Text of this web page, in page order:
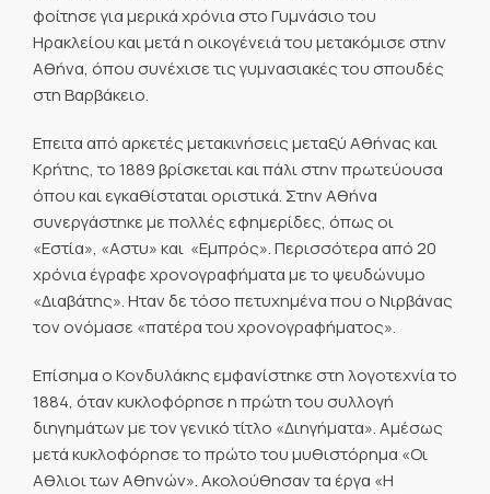
φοίτησε για μερικά χρόνια στο Γυμνάσιο του
Ηρακλείου και μετά η οικογένειά του μετακόμισε στην
Αθήνα, όπου συνέχισε τις γυμνασιακές του σπουδές
στη Βαρβάκειο.
Επειτα από αρκετές μετακινήσεις μεταξύ Αθήνας και
Κρήτης, το 1889 βρίσκεται και πάλι στην πρωτεύουσα
όπου και εγκαθίσταται οριστικά. Στην Αθήνα
συνεργάστηκε με πολλές εφημερίδες, όπως οι
«Εστία», «Αστυ» και «Εμπρός». Περισσότερα από 20
χρόνια έγραφε χρονογραφήματα με το ψευδώνυμο
«Διαβάτης». Ηταν δε τόσο πετυχημένα που ο Νιρβάνας
τον ονόμασε «πατέρα του χρονογραφήματος».
Επίσημα ο Κονδυλάκης εμφανίστηκε στη λογοτεχνία το
1884, όταν κυκλοφόρησε η πρώτη του συλλογή
διηγημάτων με τον γενικό τίτλο «Διηγήματα». Αμέσως
μετά κυκλοφόρησε το πρώτο του μυθιστόρημα «Οι
Αθλιοι των Αθηνών». Ακολούθησαν τα έργα «Η